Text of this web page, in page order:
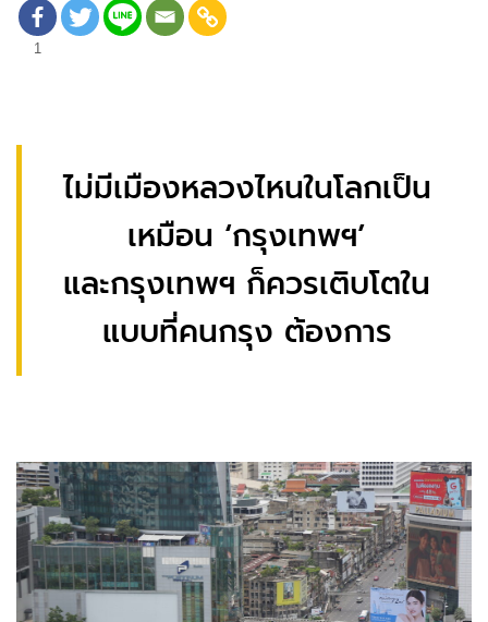
1
ไม่มีเมืองหลวงไหนในโลกเป็น
เหมือน ‘กรุงเทพฯ’
และกรุงเทพฯ ก็ควรเติบโตใน
แบบที่คนกรุง ต้องการ